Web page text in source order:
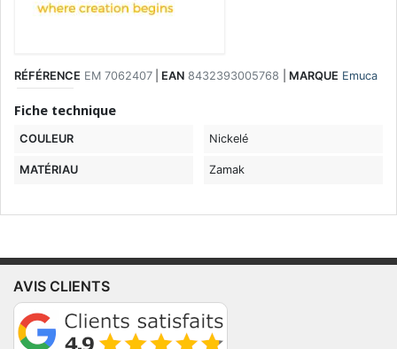
RÉFÉRENCE EM 7062407 EAN 8432393005768 MARQUE Emuca
Fiche technique
COULEUR Nickelé
MATÉRIAU Zamak
AVIS CLIENTS